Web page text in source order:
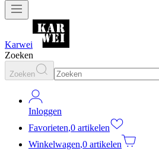
Karwei
Zoeken
Zoeken
Inloggen
Favorieten,0 artikelen
Winkelwagen,0 artikelen